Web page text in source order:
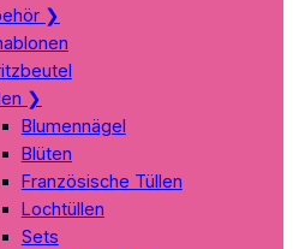
❯
❯
Blumennägel
Blüten
Französische Tüllen
Lochtüllen
Sets